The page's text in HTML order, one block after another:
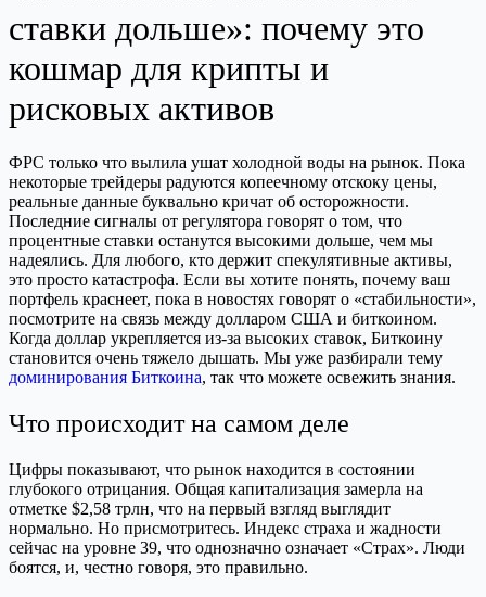
ставки дольше»: почему это
кошмар для крипты и
рисковых активов
ФРС только что вылила ушат холодной воды на рынок. Пока
некоторые трейдеры радуются копеечному отскоку цены,
реальные данные буквально кричат об осторожности.
Последние сигналы от регулятора говорят о том, что
процентные ставки останутся высокими дольше, чем мы
надеялись. Для любого, кто держит спекулятивные активы,
это просто катастрофа. Если вы хотите понять, почему ваш
портфель краснеет, пока в новостях говорят о «стабильности»,
посмотрите на связь между долларом США и биткоином.
Когда доллар укрепляется из-за высоких ставок, Биткоину
становится очень тяжело дышать. Мы уже разбирали тему
доминирования Биткоина, так что можете освежить знания.
Что происходит на самом деле
Цифры показывают, что рынок находится в состоянии
глубокого отрицания. Общая капитализация замерла на
отметке $2,58 трлн, что на первый взгляд выглядит
нормально. Но присмотритесь. Индекс страха и жадности
сейчас на уровне 39, что однозначно означает «Страх». Люди
боятся, и, честно говоря, это правильно.